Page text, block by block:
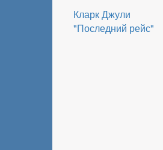
Кларк Джули
"Последний рейс"